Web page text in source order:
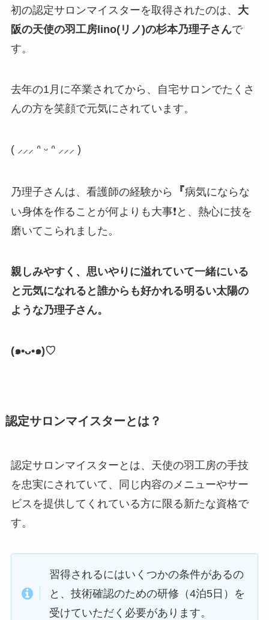
初の認定サロンマイスターを取得されたのは、 大
阪の天使の羽工房lino(リノ)の杉本乃理子さんで
す。
去年の1月に卒業されてから、自宅サロンでたくさ
んの方を笑顔で元気にされています。
( ⸝⸝⸝ ᐢ ᵕ ᐢ ⸝⸝⸝ )
乃理子さんは、看護師の経験から 『病気にならな
い身体を作ることが何よりも大事❗️と、熱心に技を
磨いてこられました。
親しみやすく、思いやりに溢れていて一緒にいる
と元気になれると誰からも好かれる明るい太陽の
ような乃理子さん。
(๑•ᴗ•๑)♡
認定サロンマイスターとは？
認定サロンマイスターとは、天使の羽工房の手技
を忠実にされていて、同じ内容のメニューやサー
ビスを提供してくれている方に限る新たな資格で
す。
習得されるにはいくつかの条件があるの
と、技術確認のための研修（4泊5日）を
受けていただく必要があります。